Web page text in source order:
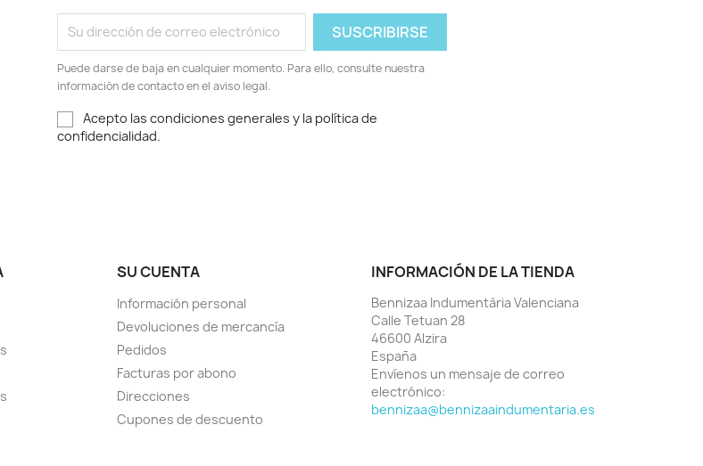
Puede darse de baja en cualquier momento. Para ello, consulte nuestra
información de contacto en el aviso legal.
Acepto las condiciones generales y la política de
confidencialidad.
SU CUENTA
Información personal
Devoluciones de mercancía
Pedidos
Facturas por abono
Direcciones
Cupones de descuento
INFORMACIÓN DE LA TIENDA
Bennizaa Indumentària Valenciana
Calle Tetuan 28
46600 Alzira
España
Envíenos un mensaje de correo
electrónico:
bennizaa@bennizaaindumentaria.es